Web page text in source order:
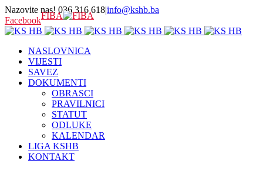
Nazovite nas! 036 316 618|info@kshb.ba
FacebookFIBA
NASLOVNICA
VIJESTI
SAVEZ
DOKUMENTI
OBRASCI
PRAVILNICI
STATUT
ODLUKE
KALENDAR
LIGA KSHB
KONTAKT